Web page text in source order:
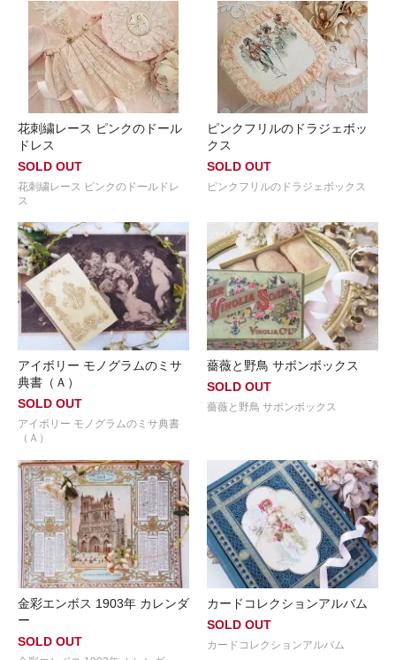
花刺繍レース ピンクのドール
ドレス
SOLD OUT
花刺繍レース ピンクのドールドレ
ス
ピンクフリルのドラジェボッ
クス
SOLD OUT
ピンクフリルのドラジェボックス
アイボリー モノグラムのミサ
典書（Ａ）
SOLD OUT
アイボリー モノグラムのミサ典書
（Ａ）
薔薇と野鳥 サボンボックス
SOLD OUT
薔薇と野鳥 サボンボックス
金彩エンボス 1903年 カレンダ
ー
SOLD OUT
カードコレクションアルバム
SOLD OUT
カードコレクションアルバム